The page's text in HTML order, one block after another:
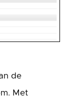
de
Met